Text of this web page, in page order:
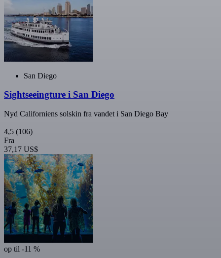
San Diego
Sightseeingture i San Diego
Nyd Californiens solskin fra vandet i San Diego Bay
4,5 (106)
Fra
37,17 US$
op til -11 %